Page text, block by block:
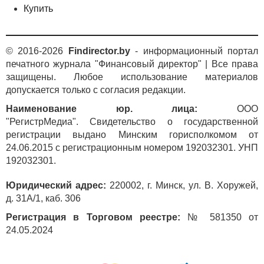
расходы включаются в затраты, учитываемые при
и с учетом ежемесячного взноса за одного
застрахованного работника, налоговый учет взносов
следует осуществлять ежемесячно в течение всего
срока договора страхования. Обращаем ваше
внимание, что при этом необходимо отслеживать
изменение базовой величины и фонда заработной
платы соответственно.
Таким образом, возвращаясь к порядку отражения
страховых взносов в бухгалтерском учете, отметим
с учетной политикой будет в бухгалтерском учете
ежемесячно пропорционально сроку действия
договора отражать страховые взносы, то будет
иметь место совпадение признания расходов
Купить
© 2016-2026 Findirector.by- информационный портал
печатного журнала "Финансовый директор" | Все права
защищены. Любое использование материалов
допускается только с согласия редакции.
Наименование юр. лица: ООО
"РегистрМедиа". Свидетельство о государственной
регистрации выдано Минским горисполкомом от
24.06.2015 с регистрационным номером 192032301. УНП
192032301.
Юридический адрес: 220002, г. Минск, ул. В. Хоружей,
д. 31А/1, каб. 306
Регистрация в Торговом реестре: № 581350 от
24.05.2024